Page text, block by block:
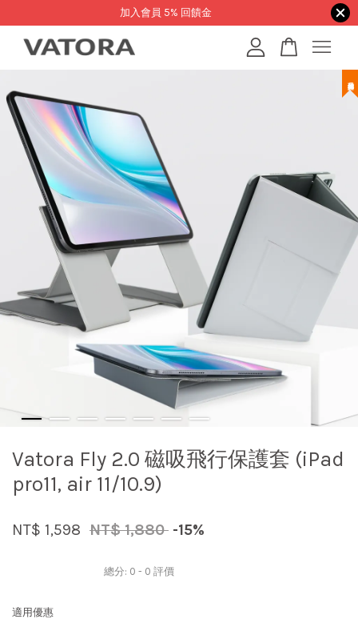
加入會員 5% 回饋金
Vatora Fly 2.0 磁吸飛行保護套 (iPad
pro11, air 11/10.9)
NT$ 1,598 NT$ 1,880 -15%
總分: 0 - 0 評價
適用優惠